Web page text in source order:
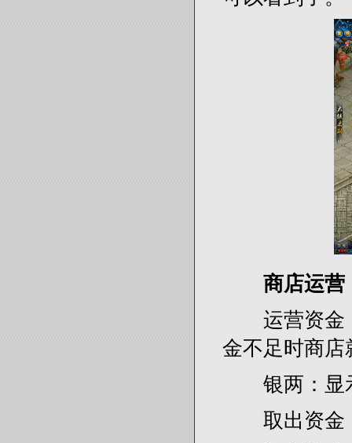
商店运营
运营资金：
金不足时商店
银两：显
取出资金：